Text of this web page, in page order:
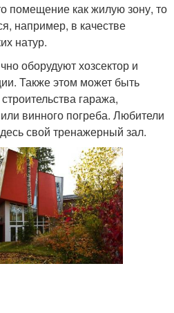
помещение как жилую зону, то
например, в качестве
натур.
оборудуют хозсектор и
Также этом может быть
гаража,
винного погреба. Любители
свой тренажерный зал.